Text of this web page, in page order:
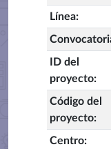
Línea:
ID del
proyecto:
Código del
proyecto:
Centro: